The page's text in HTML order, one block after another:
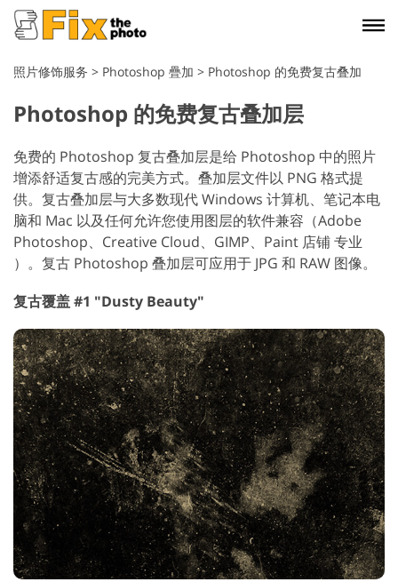
照片修饰服务 > Photoshop 疊加 > Photoshop 的免费复古叠加
Photoshop 的免费复古叠加层
免费的 Photoshop 复古叠加层是给 Photoshop 中的照片
增添舒适复古感的完美方式。叠加层文件以 PNG 格式提
供。复古叠加层与大多数现代 Windows 计算机、笔记本电
脑和 Mac 以及任何允许您使用图层的软件兼容（Adobe
Photoshop、Creative Cloud、GIMP、Paint 店铺 专业
）。复古 Photoshop 叠加层可应用于 JPG 和 RAW 图像。
复古覆盖 #1 "Dusty Beauty"